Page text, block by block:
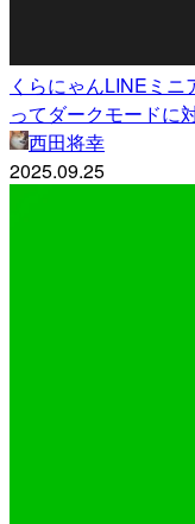
くらにゃんLINEミ
ってダークモードに
西田将幸
2025.09.25